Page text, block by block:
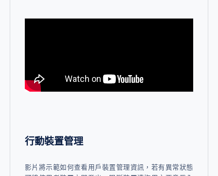
行動裝置管理
影片將示範如何查看用戶裝置管理資訊，若有異常狀態